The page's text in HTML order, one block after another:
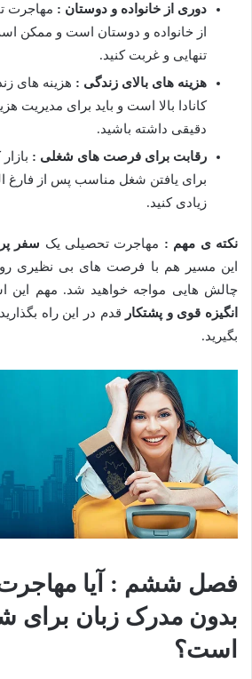
دوری از خانواده و دوستان : مهاجرت
از خانواده و دوستان است و ممکن
تنهایی و غربت کنید.
هزینه های بالای زندگی : هزینه های
کانادا بالا است و باید برای مدیریت
دقیقی داشته باشید.
رقابت برای فرصت های شغلی :
برای یافتن شغل مناسب پس از فارغ
زیادی کنید.
نکته ی مهم : مهاجرت تحصیلی یک سفر
این مسیر هم با فرصت های بی نظیری
چالش هایی مواجه خواهید شد. مهم
انگیزه قوی و پشتکار قدم در این راه
بگیرید.
فصل ششم : آیا
بدون مدرک زبان برای
است؟